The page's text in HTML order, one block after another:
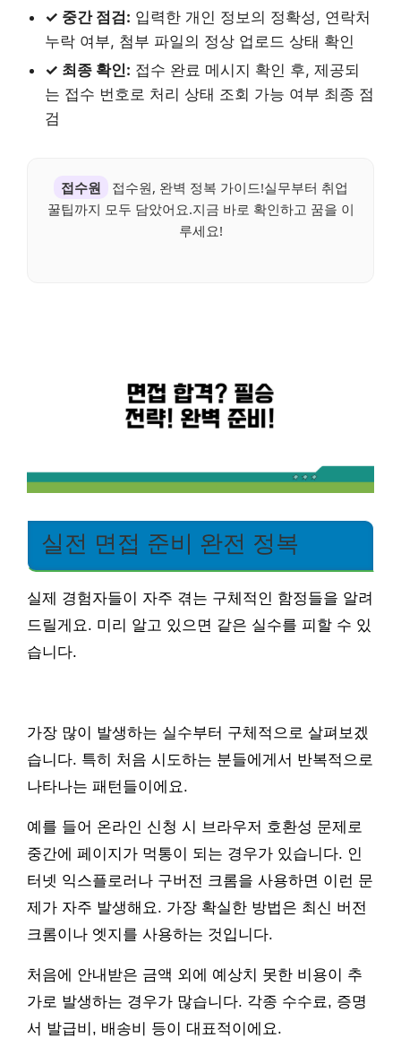
✓ 중간 점검: 입력한 개인 정보의 정확성, 연락처
누락 여부, 첨부 파일의 정상 업로드 상태 확인
✓ 최종 확인: 접수 완료 메시지 확인 후, 제공되
는 접수 번호로 처리 상태 조회 가능 여부 최종 점
검
접수원
접수원, 완벽 정복 가이드!실무부터 취업
꿀팁까지 모두 담았어요.지금 바로 확인하고 꿈을 이
루세요!
실전 면접 준비 완전 정복
실제 경험자들이 자주 겪는 구체적인 함정들을 알려
드릴게요. 미리 알고 있으면 같은 실수를 피할 수 있
습니다.
가장 많이 발생하는 실수부터 구체적으로 살펴보겠
습니다. 특히 처음 시도하는 분들에게서 반복적으로
나타나는 패턴들이에요.
예를 들어 온라인 신청 시 브라우저 호환성 문제로
중간에 페이지가 먹통이 되는 경우가 있습니다. 인
터넷 익스플로러나 구버전 크롬을 사용하면 이런 문
제가 자주 발생해요. 가장 확실한 방법은 최신 버전
크롬이나 엣지를 사용하는 것입니다.
처음에 안내받은 금액 외에 예상치 못한 비용이 추
가로 발생하는 경우가 많습니다. 각종 수수료, 증명
서 발급비, 배송비 등이 대표적이에요.